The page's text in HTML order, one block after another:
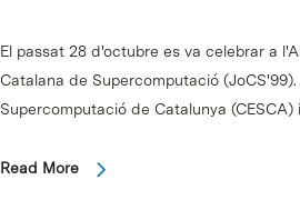
El passat 28 d'octubre es va celebrar a
Catalana de Supercomputació
Supercomputació de Catalunya
Read More